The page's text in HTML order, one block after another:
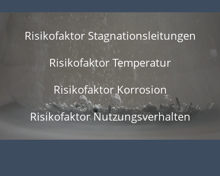
Risikofaktor Stagnationsleitungen
Risikofaktor Temperatur
Risikofaktor Korrosion
Risikofaktor Nutzungsverhalten